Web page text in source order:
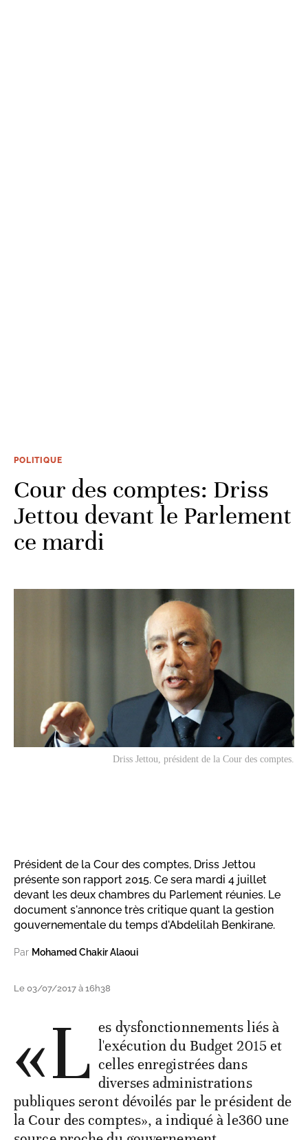
POLITIQUE
Cour des comptes: Driss
Jettou devant le Parlement
ce mardi
Driss Jettou, président de la Cour des comptes.
Président de la Cour des comptes, Driss Jettou
présente son rapport 2015. Ce sera mardi 4 juillet
devant les deux chambres du Parlement réunies. Le
document s'annonce très critique quant la gestion
gouvernementale du temps d'Abdelilah Benkirane.
Par Mohamed Chakir Alaoui
Le 03/07/2017 à 16h38
«L es dysfonctionnements liés à
l'exécution du Budget 2015 et
celles enregistrées dans
diverses administrations
publiques seront dévoilés par le président de
la Cour des comptes», a indiqué à le360 une